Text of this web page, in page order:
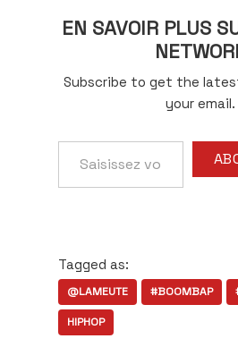
EN SAVOIR PLUS
Subscribe to get the
your email.
votre
adresse
Tagged as:
@LAMEUTE #BOOMBAP
HIPHOP